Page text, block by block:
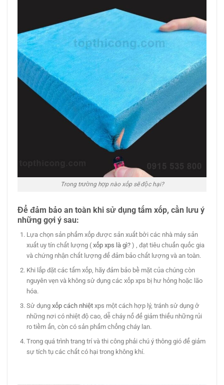
Trong trường hợp nào xốp sẽ độc hại?
Để đảm bảo an toàn khi sử dụngtấm xốp, cần lưu ý
những gợi ý sau:
Lựa chọn sản phẩm xốp được sản xuất bởi các nhà máy sản
xuất uy tín chất lượng ( xốp xps là gì?) , đạt tiêu chuẩn quốc gia
và chứng nhận chất lượng để đảm bảo chất lượng và an toàn.
Khi lắp đặt các tấm xốp, hãy đảm bảo bề mặt của chúng còn
nguyên vẹn và không sử dụng các xốp xps bị hư hỏng hoặc lão
hóa.
Sử dụng xốp cách nhiệtxps một cách hợp lý, tránh sử dụng ở
những nơi có nhiệt độ cao, dễ cháy nổ để giảm thiểu những rủi
ro tiềm ẩn, còn có sản phẩm chống cháy lan.
Trong quá trình trang trí và thi công phải chú ý thông gió để giảm
sự tích tụ các chất có hại trong không khí.